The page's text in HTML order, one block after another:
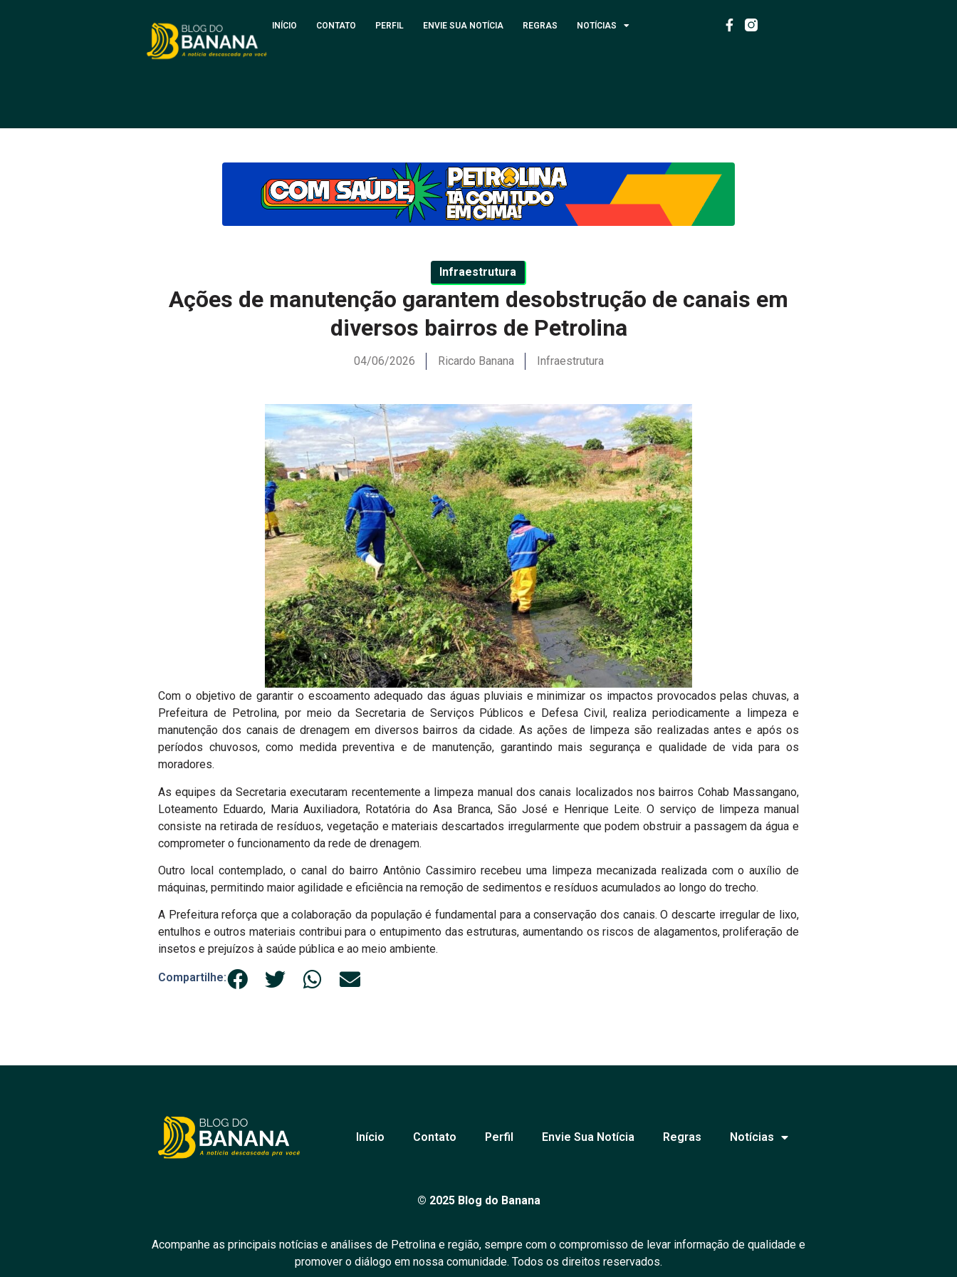
INÍCIO CONTATO PERFIL ENVIE SUA NOTÍCIA REGRAS NOTÍCIAS
Infraestrutura
Ações de manutenção garantem desobstrução de canais em
diversos bairros de Petrolina
04/06/2026 Ricardo Banana Infraestrutura
Com o objetivo de garantir o escoamento adequado das águas pluviais e minimizar os impactos provocados pelas chuvas, a
Prefeitura de Petrolina, por meio da Secretaria de Serviços Públicos e Defesa Civil, realiza periodicamente a limpeza e
manutenção dos canais de drenagem em diversos bairros da cidade. As ações de limpeza são realizadas antes e após os
períodos chuvosos, como medida preventiva e de manutenção, garantindo mais segurança e qualidade de vida para os
moradores.
As equipes da Secretaria executaram recentemente a limpeza manual dos canais localizados nos bairros Cohab Massangano,
Loteamento Eduardo, Maria Auxiliadora, Rotatória do Asa Branca, São José e Henrique Leite. O serviço de limpeza manual
consiste na retirada de resíduos, vegetação e materiais descartados irregularmente que podem obstruir a passagem da água e
comprometer o funcionamento da rede de drenagem.
Outro local contemplado, o canal do bairro Antônio Cassimiro recebeu uma limpeza mecanizada realizada com o auxílio de
máquinas, permitindo maior agilidade e eficiência na remoção de sedimentos e resíduos acumulados ao longo do trecho.
A Prefeitura reforça que a colaboração da população é fundamental para a conservação dos canais. O descarte irregular de lixo,
entulhos e outros materiais contribui para o entupimento das estruturas, aumentando os riscos de alagamentos, proliferação de
insetos e prejuízos à saúde pública e ao meio ambiente.
Compartilhe:
Início Contato Perfil Envie Sua Notícia Regras Notícias
© 2025 Blog do Banana
Acompanhe as principais notícias e análises de Petrolina e região, sempre com o compromisso de levar informação de qualidade e
promover o diálogo em nossa comunidade. Todos os direitos reservados.